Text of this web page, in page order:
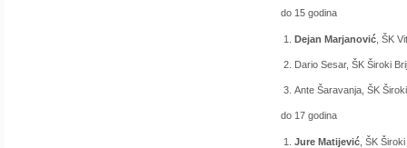
do 15 godina
Dejan Marjanović , ŠK
Dario Sesar, ŠK Široki
Ante Šaravanja, ŠK
do 17 godina
Jure Matijević , ŠK